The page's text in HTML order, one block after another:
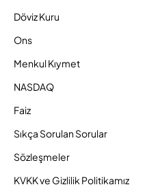
Döviz Kuru
Ons
Menkul Kıymet
NASDAQ
Faiz
Sıkça Sorulan Sorular
Sözleşmeler
KVKK ve Gizlilik Politikamız